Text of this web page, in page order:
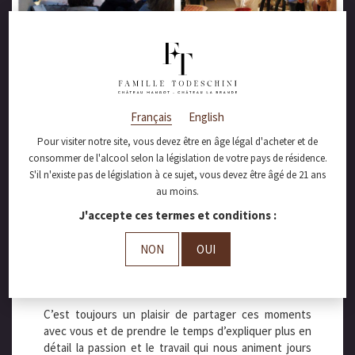
Le repas vignerons
de 2016, c’est déjà
fini :(
Merci, à tous nos amis clients pour cette
C’est toujours un plaisir de partager ces moments
avec vous et de prendre le temps d’expliquer plus en
détail la passion et le travail qui nous animent jours
Français English
Pour visiter notre site, vous devez être en âge légal d'acheter et de
consommer de l'alcool selon la législation de votre pays de résidence.
S'il n'existe pas de législation à ce sujet, vous devez être âgé de 21 ans
au moins.
J'accepte ces termes et conditions :
NON OUI